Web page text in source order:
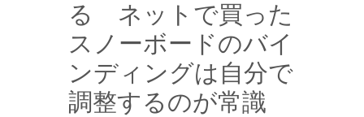
る ネットで買った
スノーボードのバイ
ンディングは自分で
調整するのが常識